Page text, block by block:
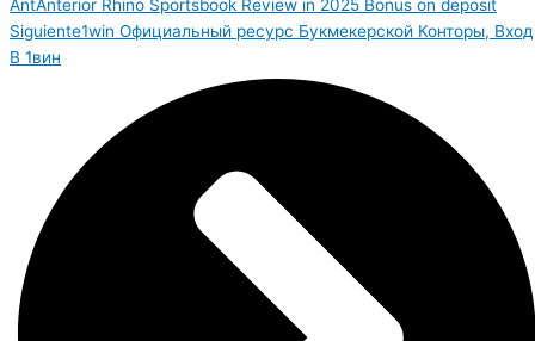
AntAnterior Rhino Sportsbook Review in 2025 Bonus on deposit
Siguiente1win Официальный ресурс Букмекерской Конторы, Вход
В 1вин